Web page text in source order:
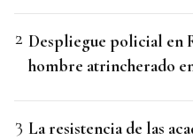
Despliegue policial en
hombre atrincherado
La resistencia de las